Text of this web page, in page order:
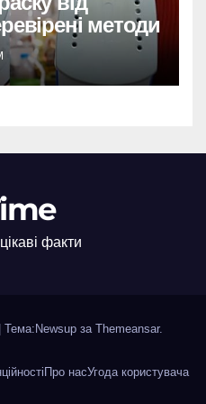
методи
факти
Тема:Newsup за Themeansar.
Про насУгода користувача